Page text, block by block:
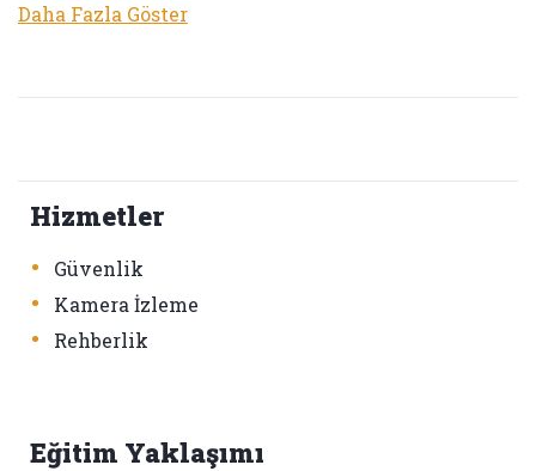
Daha Fazla Göster
Hizmetler
• Güvenlik
• Kamera İzleme
• Rehberlik
Eğitim Yaklaşımı